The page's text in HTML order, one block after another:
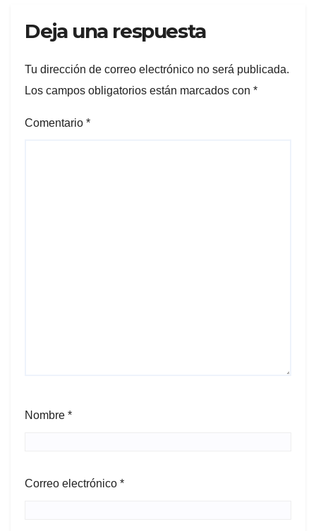
Deja una respuesta
Tu dirección de correo electrónico no será publicada.
Los campos obligatorios están marcados con *
Comentario *
Nombre *
Correo electrónico *